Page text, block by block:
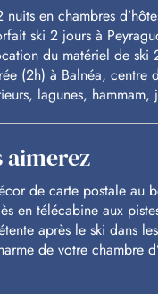
nuits en chambres
ski 2 jours à
du matériel de ski
(2h) à Balnéa,
lagunes,
aimerez
de carte postale au
en télécabine aux
après le ski dans
de votre chambre